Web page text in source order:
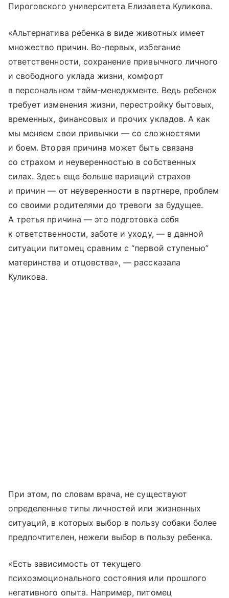
Пироговского университета Елизавета Куликова.
«Альтернатива ребенка в виде животных имеет
множество причин. Во-первых, избегание
ответственности, сохранение привычного личного
и свободного уклада жизни, комфорт
в персональном тайм-менеджменте. Ведь ребенок
требует изменения жизни, перестройку бытовых,
временных, финансовых и прочих укладов. А как
мы меняем свои привычки — со сложностями
и боем. Вторая причина может быть связана
со страхом и неуверенностью в собственных
силах. Здесь еще больше вариаций страхов
и причин — от неуверенности в партнере, проблем
со своими родителями до тревоги за будущее.
А третья причина — это подготовка себя
к ответственности, заботе и уходу, — в данной
ситуации питомец сравним с “первой ступенью”
материнства и отцовства», — рассказала
Куликова.
При этом, по словам врача, не существуют
определенные типы личностей или жизненных
ситуаций, в которых выбор в пользу собаки более
предпочтителен, нежели выбор в пользу ребенка.
«Есть зависимость от текущего
психоэмоционального состояния или прошлого
негативного опыта. Например, питомец